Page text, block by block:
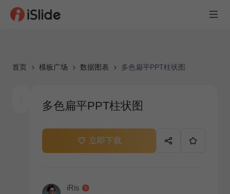
首页 模板广场 数据图表 多色扁平PPT柱状图
多色扁平PPT柱状图
立即下载
iRis